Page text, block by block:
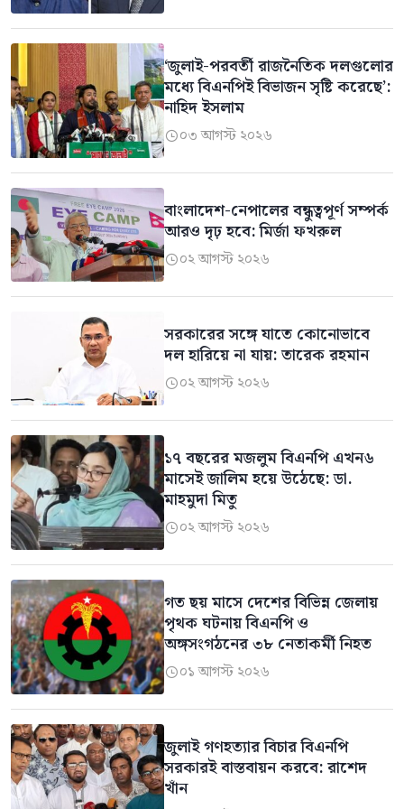
‘জুলাই-পরবর্তী রাজনৈতিক দলগুলোর
মধ্যে বিএনপিই বিভাজন সৃষ্টি করেছে’:
নাহিদ ইসলাম
০৩ আগস্ট ২০২৬
বাংলাদেশ-নেপালের বন্ধুত্বপূর্ণ সম্পর্ক
আরও দৃঢ় হবে: মির্জা ফখরুল
০২ আগস্ট ২০২৬
সরকারের সঙ্গে যাতে কোনোভাবে
দল হারিয়ে না যায়: তারেক রহমান
০২ আগস্ট ২০২৬
১৭ বছরের মজলুম বিএনপি এখন৬
মাসেই জালিম হয়ে উঠেছে: ডা.
মাহমুদা মিতু
০২ আগস্ট ২০২৬
গত ছয় মাসে দেশের বিভিন্ন জেলায়
পৃথক ঘটনায় বিএনপি ও
অঙ্গসংগঠনের ৩৮ নেতাকর্মী নিহত
০১ আগস্ট ২০২৬
জুলাই গণহত্যার বিচার বিএনপি
সরকারই বাস্তবায়ন করবে: রাশেদ
খাঁন